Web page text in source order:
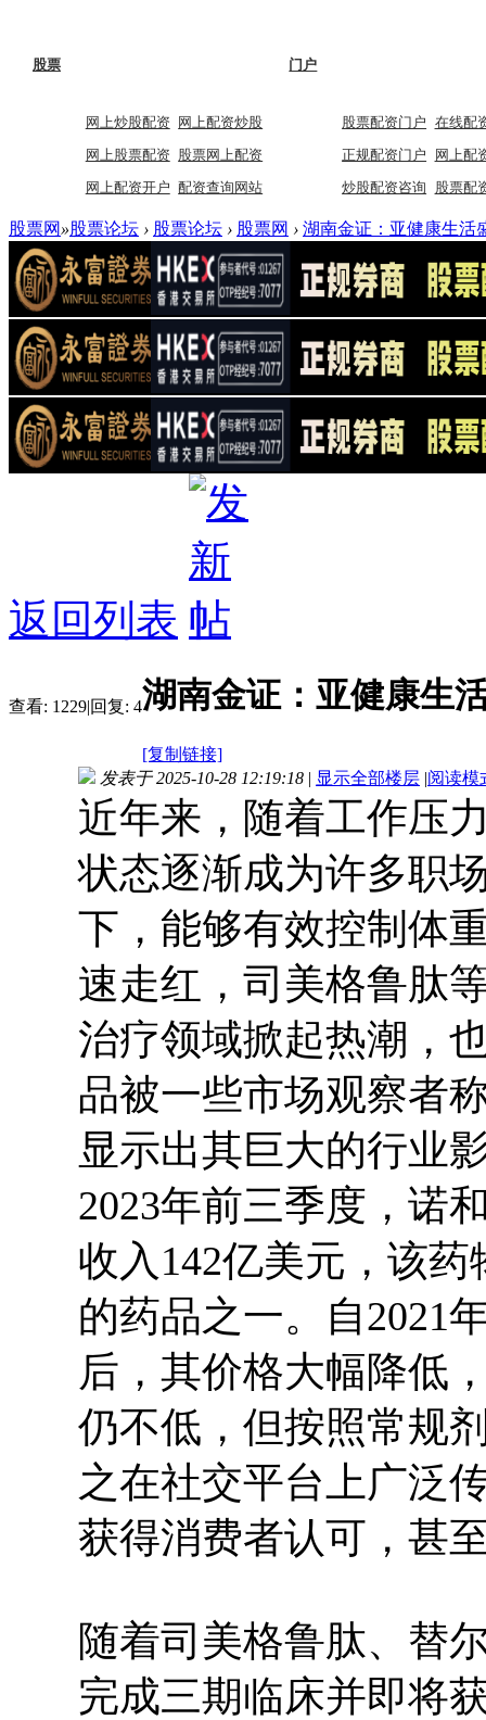
股票
网上炒股配资
网上配资炒股
网上股票配资
股票网上配资
网上配资开户 配资查询网站
门户
股票配资门户 在线配
正规配资门户
网上配
炒股配资咨询
股票配
股票网 »股票论坛 › 股票论坛 › 股票网 › 湖南金证：亚健康生活
返回列表
查看: 1229|回复: 4湖南金证：亚健康生
[复制链接]
发表于 2025-10-28 12:19:18 | 显示全部楼层 |阅读模
近年来，随着工作压
状态逐渐成为许多职
下，能够有效控制体
速走红，司美格鲁肽
治疗领域掀起热潮，
品被一些市场观察者
显示出其巨大的行业
2023年前三季度，诺
收入142亿美元，该
的药品之一。自2021
后，其价格大幅降低
仍不低，但按照常规
之在社交平台上广泛
获得消费者认可，甚
随着司美格鲁肽、替
完成三期临床并即将